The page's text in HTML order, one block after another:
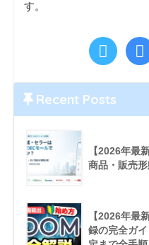
す。
Recent Posts
【2026年最
商品・販売
【2026年最
録の完全ガ